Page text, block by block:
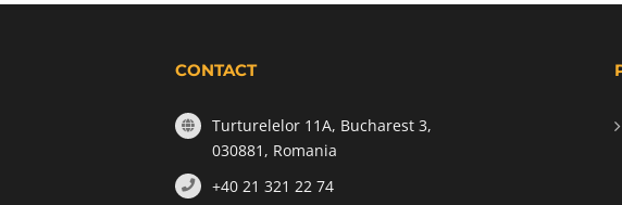
CONTACT
Turturelelor 11A, Bucharest 3,
030881, Romania
+40 21 321 22 74